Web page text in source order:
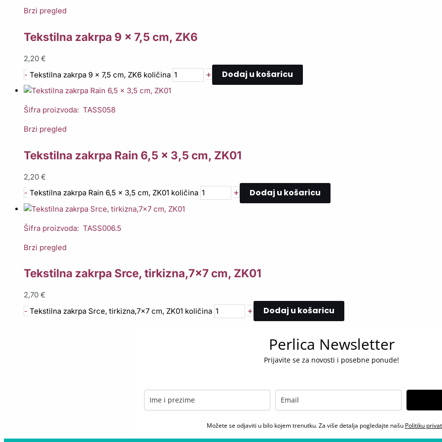
Brzi pregled
Tekstilna zakrpa 9 x 7,5 cm, ZK6
2,20 €
- Tekstilna zakrpa 9 x 7,5 cm, ZK6 količina + Dodaj u košaricu
Šifra proizvoda: TASS058
Brzi pregled
Tekstilna zakrpa Rain 6,5 x 3,5 cm, ZK01
2,20 €
- Tekstilna zakrpa Rain 6,5 x 3,5 cm, ZK01 količina + Dodaj u košaricu
Šifra proizvoda: TASS006.5
Brzi pregled
Tekstilna zakrpa Srce, tirkizna,7×7 cm, ZK01
2,70 €
- Tekstilna zakrpa Srce, tirkizna,7x7 cm, ZK01 količina + Dodaj u košaricu
Perlica Newsletter
Prijavite se za novosti i posebne ponude!
Možete se odjaviti u bilo kojem trenutku. Za više detalja pogledajte našu Politiku